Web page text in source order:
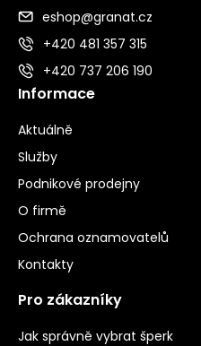
eshop@granat.cz
+420 481 357 315
+420 737 206 190
Informace
Aktuálně
Služby
Podnikové prodejny
O firmě
Ochrana oznamovatelů
Kontakty
Pro zákazníky
Jak správně vybrat šperk